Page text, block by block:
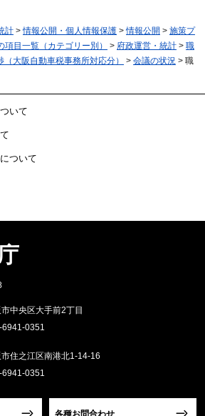
計 >情報公開・個人情報保護 >情報公開 > 施策プ
項目一覧（カテゴリー別） > 府政運営・統計 > 職
大阪自動車税事務所対応分）
> 会議の状況 > 職
いて
ついて
中央区大手前2丁目
6941-0351
住之江区南港北1-14-16
6941-0351